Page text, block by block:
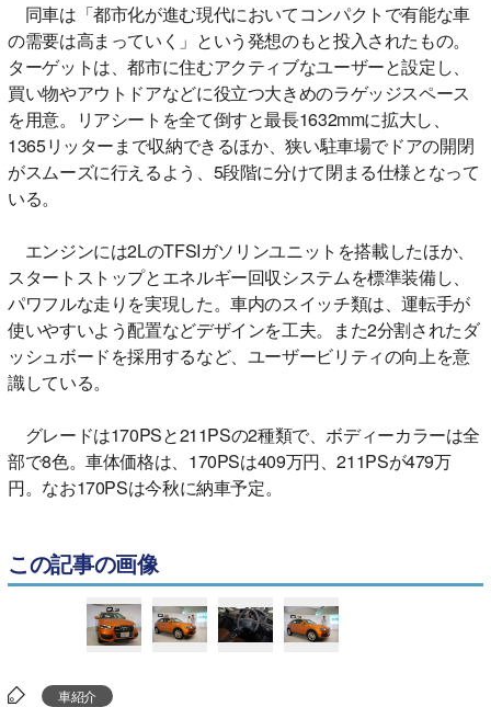
同車は「都市化が進む現代においてコンパクトで有能な車
の需要は高まっていく」という発想のもと投入されたもの。
ターゲットは、都市に住むアクティブなユーザーと設定し、
買い物やアウトドアなどに役立つ大きめのラゲッジスペース
を用意。リアシートを全て倒すと最長1632mmに拡大し、
1365リッターまで収納できるほか、狭い駐車場でドアの開閉
がスムーズに行えるよう、5段階に分けて閉まる仕様となって
いる。
エンジンには2LのTFSIガソリンユニットを搭載したほか、
スタートストップとエネルギー回収システムを標準装備し、
パワフルな走りを実現した。車内のスイッチ類は、運転手が
使いやすいよう配置などデザインを工夫。また2分割されたダ
ッシュボードを採用するなど、ユーザービリティの向上を意
識している。
グレードは170PSと211PSの2種類で、ボディーカラーは全
部で8色。車体価格は、170PSは409万円、211PSが479万
円。なお170PSは今秋に納車予定。
この記事の画像
車紹介